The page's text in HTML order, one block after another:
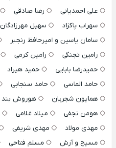
علی احمدیانی
رضا صادقی
سهراب پاکزاد
سهیل مهرزادگان
سامان یاسین و امیرحافظ رنجبر
رامین تجنگی
رامین کرمی
حمیدرضا بابایی
حمید هیراد
حامد الماسی
حامد سنجابی
همایون شجریان
هوروش بند
هومن نجفی
میلاد غلامی
مهدی مولاد
مهدی شریفی
مسیح و آرش
مسلم فتاحی